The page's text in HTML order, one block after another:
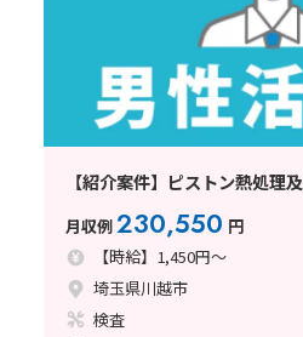
【紹介案件】ピストン熱処理
月収例230,550 円
【時給】1,450円～
埼玉県川越市
検査